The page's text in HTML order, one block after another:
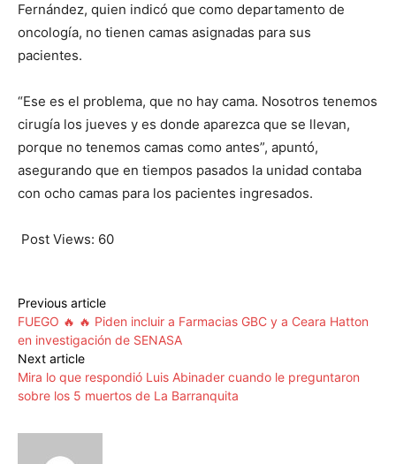
Fernández, quien indicó que como departamento de
oncología, no tienen camas asignadas para sus
pacientes.
“Ese es el problema, que no hay cama. Nosotros tenemos
cirugía los jueves y es donde aparezca que se llevan,
porque no tenemos camas como antes”, apuntó,
asegurando que en tiempos pasados la unidad contaba
con ocho camas para los pacientes ingresados.
Post Views: 60
Previous article
FUEGO 🔥 🔥 Piden incluir a Farmacias GBC y a Ceara Hatton
en investigación de SENASA
Next article
Mira lo que respondió Luis Abinader cuando le preguntaron
sobre los 5 muertos de La Barranquita